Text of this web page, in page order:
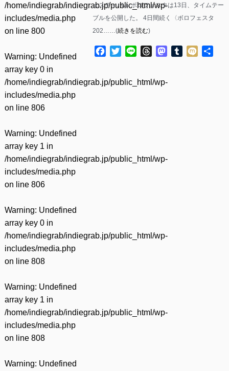
/home/indiegrab/indiegrab.jp/public_html/wp-
includes/media.php
on line 800
Warning: Undefined
array key 0 in
/home/indiegrab/indiegrab.jp/public_html/wp-
includes/media.php
on line 806
Warning: Undefined
array key 1 in
/home/indiegrab/indiegrab.jp/public_html/wp-
includes/media.php
on line 806
Warning: Undefined
array key 0 in
/home/indiegrab/indiegrab.jp/public_html/wp-
includes/media.php
on line 808
Warning: Undefined
array key 1 in
/home/indiegrab/indiegrab.jp/public_html/wp-
includes/media.php
on line 808
Warning: Undefined
ェスティバル ボロフェスタは13日、タイムテー
ブルを公開した。 4日間続く〈ボロフェスタ
202……(続きを読む)
Facebook
TwitterLine ThreadsMastodon
Tumblr
Mixi